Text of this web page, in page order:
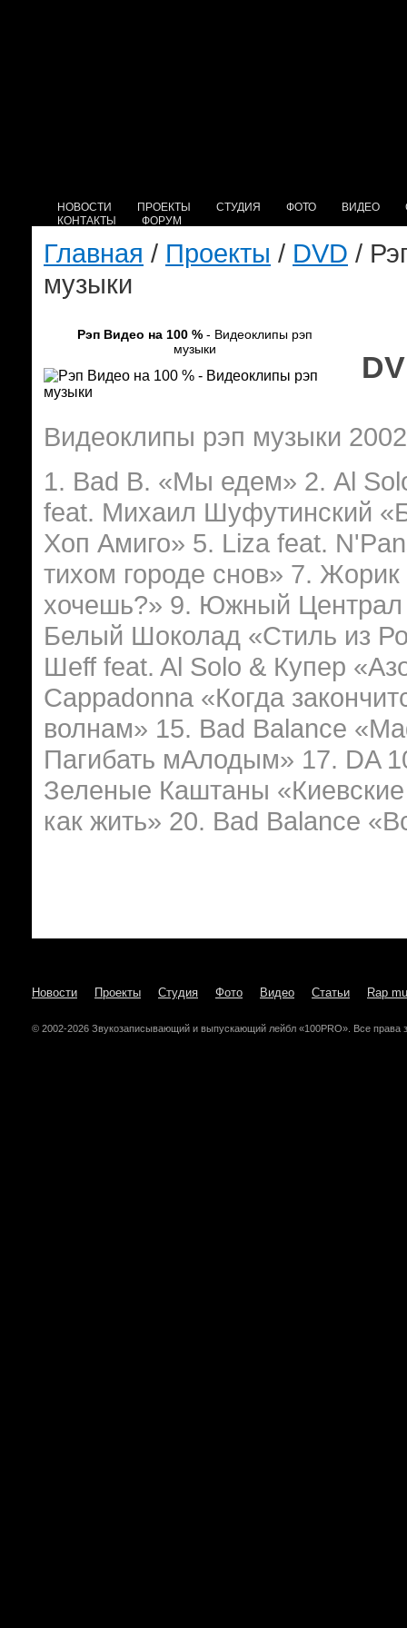
НОВОСТИ ПРОЕКТЫ СТУДИЯ ФОТО ВИДЕО
КОНТАКТЫ
ФОРУМ
Главная / Проекты / DVD /
музыки
Рэп Видео на 100 % - Видеоклипы рэп
музыки
Видеоклипы рэп музыки
1. Bad B. «Мы едем» 2. Al
feat. Михаил Шуфутинский
Хоп Амиго» 5. Liza feat.
тихом городе снов» 7.
хочешь?» 9. Южный Централ
Белый Шоколад «Стиль из
Шеff feat. Al Solo & Купер
Cappadonna «Когда
волнам» 15. Bad Balance
Пагибать мАлодым» 17. DA
Зеленые Каштаны
как жить» 20. Bad Balance
Новости Проекты Студия Фото Видео Статьи Rap
© 2002-2026 Звукозаписывающий и выпускающий лейбл «100PRO». Все